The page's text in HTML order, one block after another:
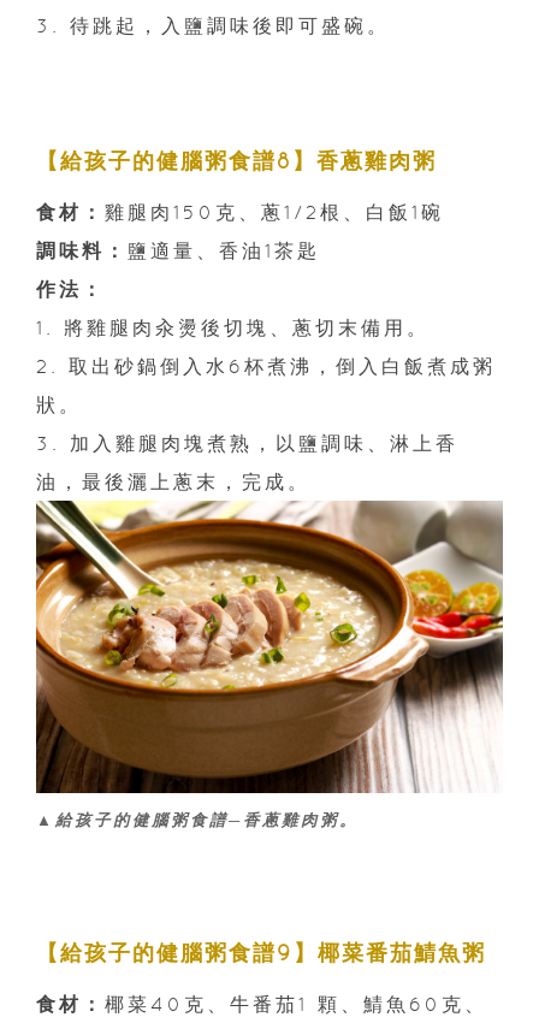
3. 待跳起，入鹽調味後即可盛碗。
【給孩子的健腦粥食譜8】香蔥雞肉粥
食材： 雞腿肉150克、蔥1/2根、白飯1碗
調味料： 鹽適量、香油1茶匙
作法：
1. 將雞腿肉汆燙後切塊、蔥切末備用。
2. 取出砂鍋倒入水6杯煮沸，倒入白飯煮成粥
狀。
3. 加入雞腿肉塊煮熟，以鹽調味、淋上香
油，最後灑上蔥末，完成。
▲給孩子的健腦粥食譜─香蔥雞肉粥。
【給孩子的健腦粥食譜9】椰菜番茄鯖魚粥
食材： 椰菜40克、牛番茄1 顆、鯖魚60克、